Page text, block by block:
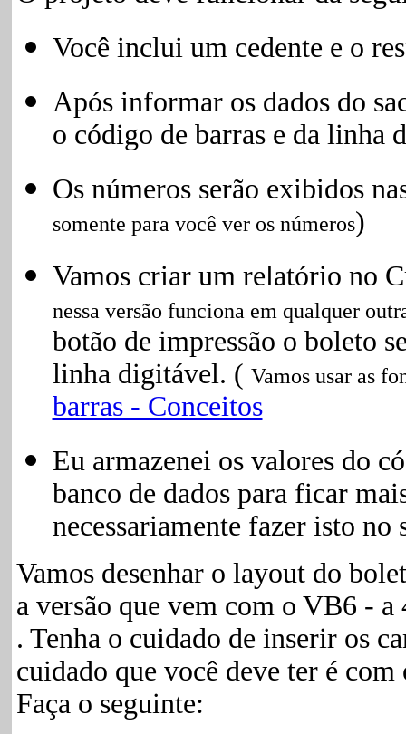
Você inclui um cedente e o
Após informar os dados do
o código de barras e da linha
Os números serão exibidos
somente para você ver os números)
Vamos criar um relatório no
nessa versão funciona em qualquer
botão de impressão o boleto
linha digitável. ( Vamos usar as
barras - Conceitos
Eu armazenei os valores do
banco de dados para ficar
necessariamente fazer isto no
Vamos desenhar o layout do
a versão que vem com o VB6 -
. Tenha o cuidado de inserir os
cuidado que você deve ter é
Faça o seguinte: